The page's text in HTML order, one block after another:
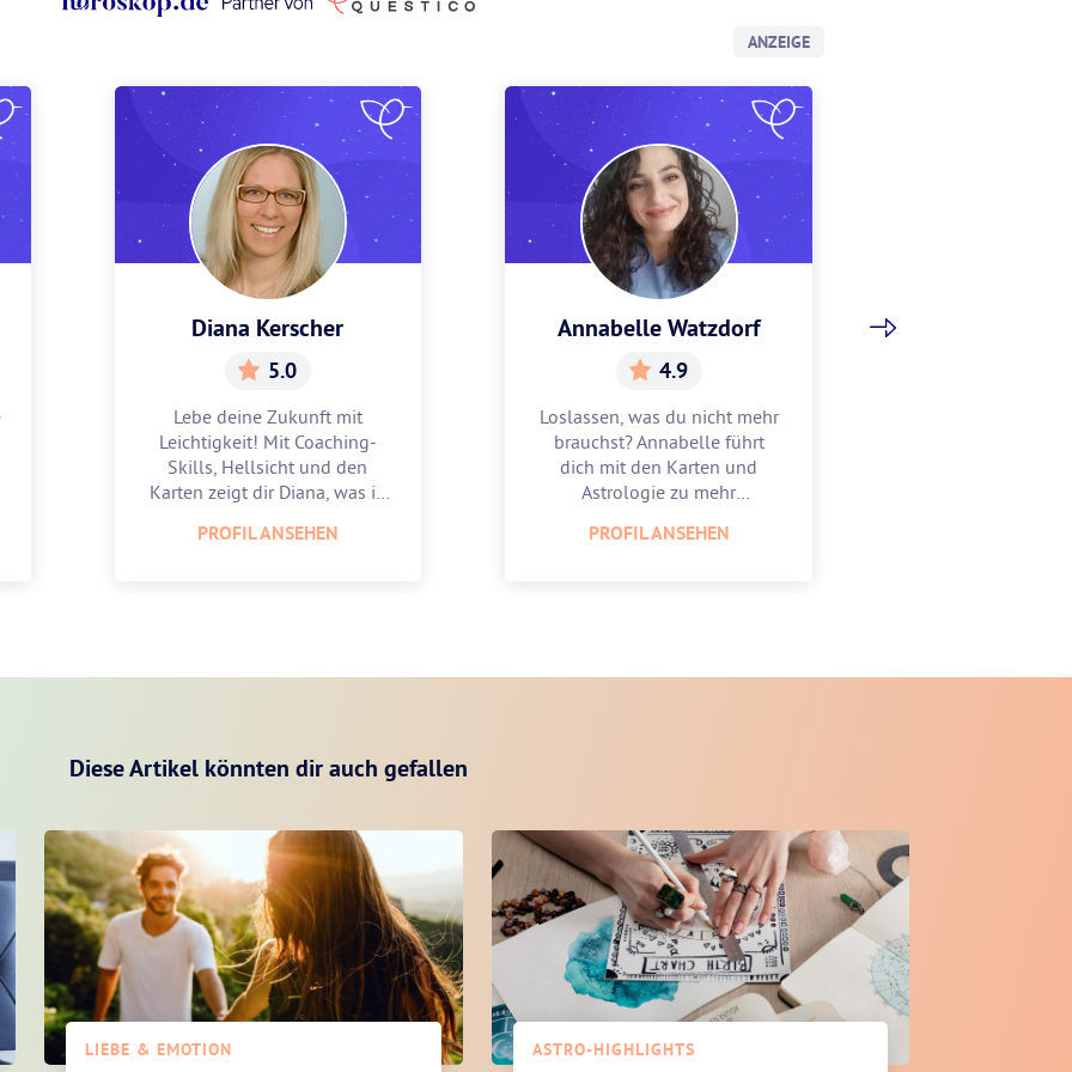
ANZEIGE
Diana Kerscher
5.0
Lebe deine Zukunft mit
Leichtigkeit! Mit Coaching-
Skills, Hellsicht und den
Karten zeigt dir Diana, was in
PROFIL ANSEHEN
Annabelle Watzdorf
4.9
Loslassen, was du nicht mehr
brauchst? Annabelle führt
dich mit den Karten und
Astrologie zu mehr
PROFIL ANSEHEN
Diese Artikel könnten dir auch gefallen
LIEBE & EMOTION ASTRO-HIGHLIGHTS